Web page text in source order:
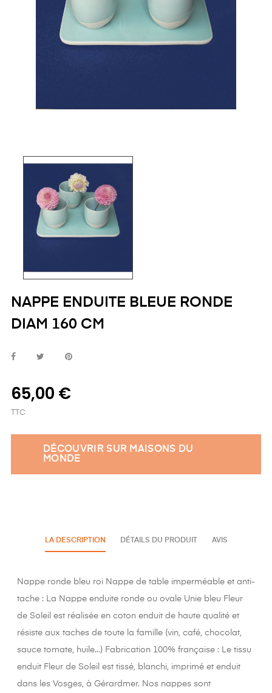
NAPPE ENDUITE BLEUE RONDE
DIAM 160 CM
65,00 €
TTC
DÉCOUVRIR SUR MAISONS DU
MONDE
LA DESCRIPTION DÉTAILS DU PRODUIT AVIS
Nappe ronde bleu roi Nappe de table imperméable et anti-
tache : La Nappe enduite ronde ou ovale Unie bleu Fleur
de Soleil est réalisée en coton enduit de haute qualité et
résiste aux taches de toute la famille (vin, café, chocolat,
sauce tomate, huile...) Fabrication 100% française : Le tissu
enduit Fleur de Soleil est tissé, blanchi, imprimé et enduit
dans les Vosges, à Gérardmer. Nos nappes sont